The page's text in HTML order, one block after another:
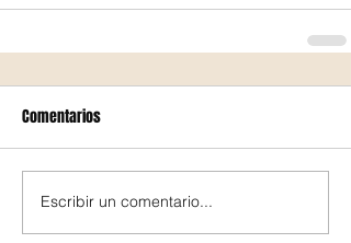
Comentarios
Escribir un comentario...